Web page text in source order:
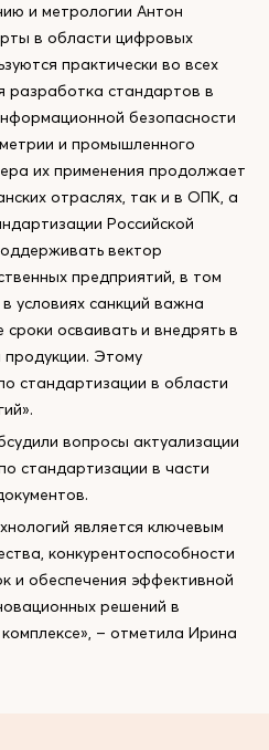
и метрологии Антон
в области цифровых
практически во всех
разработка стандартов в
безопасности
и промышленного
их применения продолжает
отраслях, так и в ОПК, а
Российской
вектор
предприятий, в том
условиях санкций важна
осваивать и внедрять в
Этому
стандартизации в области
вопросы актуализации
стандартизации в части
является ключевым
конкурентоспособности
и обеспечения эффективной
решений в
– отметила Ирина